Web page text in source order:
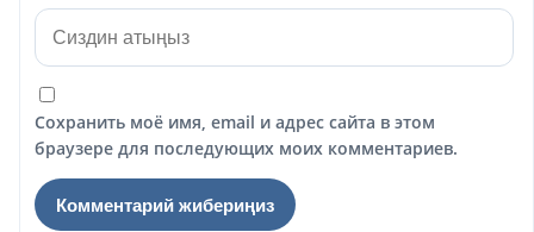
Сохранить моё имя, email и адрес сайта в этом
браузере для последующих моих комментариев.